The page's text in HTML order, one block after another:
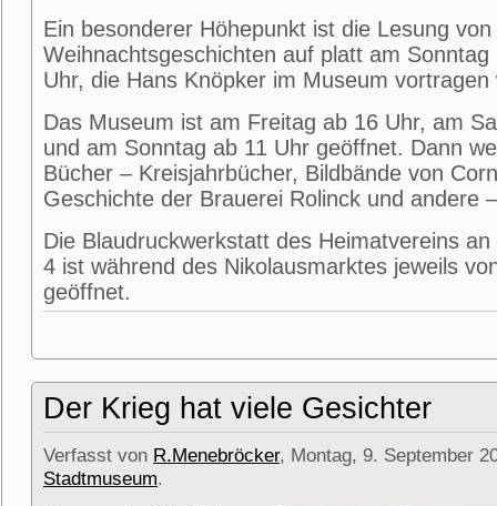
Ein besonderer Höhepunkt ist die Lesung von
Weihnachtsgeschichten auf platt am
Uhr, die Hans Knöpker im Museum vortragen
Das Museum ist am Freitag ab 16 Uhr, am
und am Sonntag ab 11 Uhr geöffnet. Dann
Bücher – Kreisjahrbücher, Bildbände von
Geschichte der Brauerei Rolinck und andere
Die Blaudruckwerkstatt des Heimatvereins
4 ist während des Nikolausmarktes jeweils
geöffnet.
Der Krieg hat viele Gesichter
Verfasst von R.Menebröcker, Montag, 9. September
Stadtmuseum.